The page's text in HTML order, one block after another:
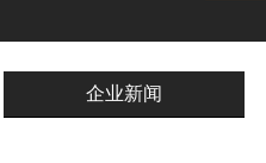
企业新闻